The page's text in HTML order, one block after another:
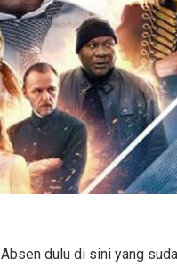
Absen dulu di sini yang